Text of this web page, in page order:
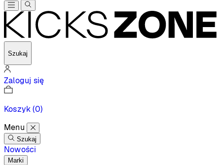
Szukaj
Zaloguj się
Koszyk(0)
Menu
Szukaj
Nowości
Marki